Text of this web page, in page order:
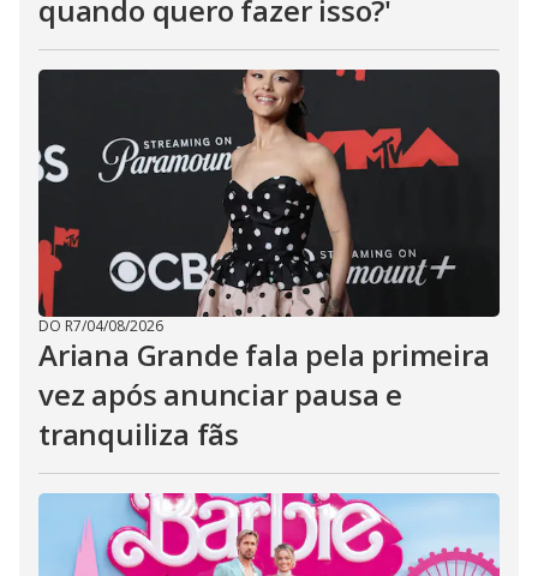
quando quero fazer isso?'
DO R7/04/08/2026
Ariana Grande fala pela primeira
vez após anunciar pausa e
tranquiliza fãs